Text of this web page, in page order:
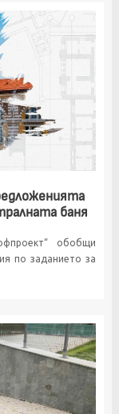
баня
обобщи
по заданието за